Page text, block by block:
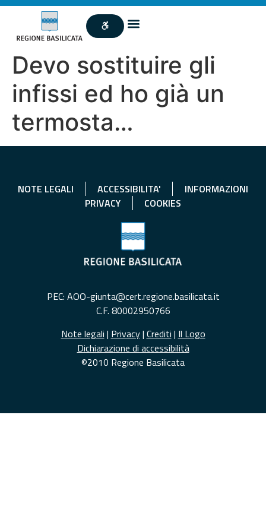
Devo sostituire gli
infissi ed ho già un
termosta…
NOTE LEGALI ACCESSIBILITA'
INFORMAZIONI
PRIVACY
COOKIES
PEC: AOO-giunta@cert.regione.basilicata.it
C.F. 80002950766
Note legali | Privacy| Crediti | Il Logo
Dichiarazione di accessibilità
©2010 Regione Basilicata